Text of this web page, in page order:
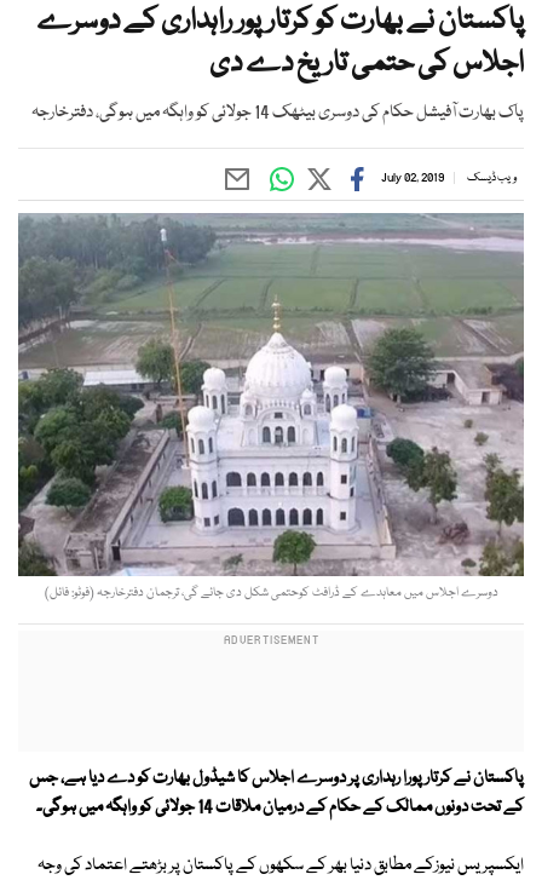
پاکستان نے بھارت کو کرتارپور راہداری کے دوسرے
اجلاس کی حتمی تاریخ دے دی
پاک بھارت آفیشل حکام کی دوسری بیٹھک 14 جولائی کو واہگہ میں ہوگی، دفترخارجہ
ویب ڈیسک July 02, 2019
دوسرے اجلاس میں معاہدے کے ڈرافٹ کوحتمی شکل دی جائے گی، ترجمان دفترخارجہ (فوٹو: فائل)
پاکستان نے کرتار پورا رہداری پر دوسرے اجلاس کا شیڈول بھارت کو دے دیا ہے، جس
کے تحت دونوں ممالک کے حکام کے درمیان ملاقات 14 جولائی کو واہگہ میں ہوگی۔
ایکسپریس نیوزکے مطابق دنیا بھر کے سکھوں کے پاکستان پر بڑھتے اعتماد کی وجہ